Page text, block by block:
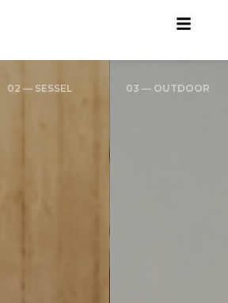
02 — SESSEL 03 — OUTDOOR